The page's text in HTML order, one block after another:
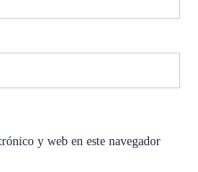
y web en este navegador